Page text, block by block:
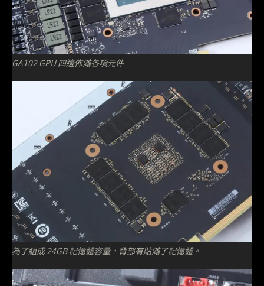
GA102 GPU 四邊佈滿各項元件
為了組成 24GB 記憶體容量，背部有貼滿了記憶體。